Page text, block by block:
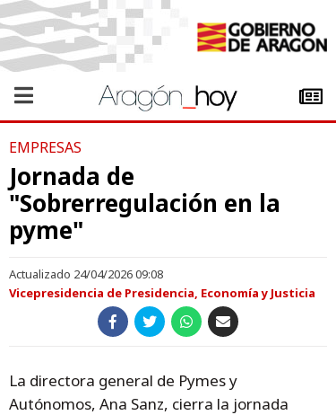
EMPRESAS
Jornada de
"Sobrerregulación en la
pyme"
Actualizado 24/04/2026 09:08
Vicepresidencia de Presidencia, Economía y Justicia
La directora general de Pymes y
Autónomos, Ana Sanz, cierra la jornada